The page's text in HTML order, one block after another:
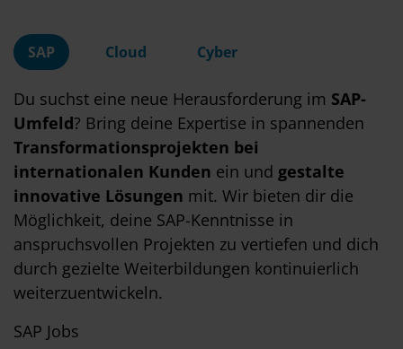
SAP Cloud Cyber
Du suchst eine neue Herausforderung im SAP-
Umfeld? Bring deine Expertise in spannenden
Transformationsprojekten bei
internationalen Kunden ein und gestalte
innovative Lösungen mit. Wir bieten dir die
Möglichkeit, deine SAP-Kenntnisse in
anspruchsvollen Projekten zu vertiefen und dich
durch gezielte Weiterbildungen kontinuierlich
weiterzuentwickeln.
SAP Jobs